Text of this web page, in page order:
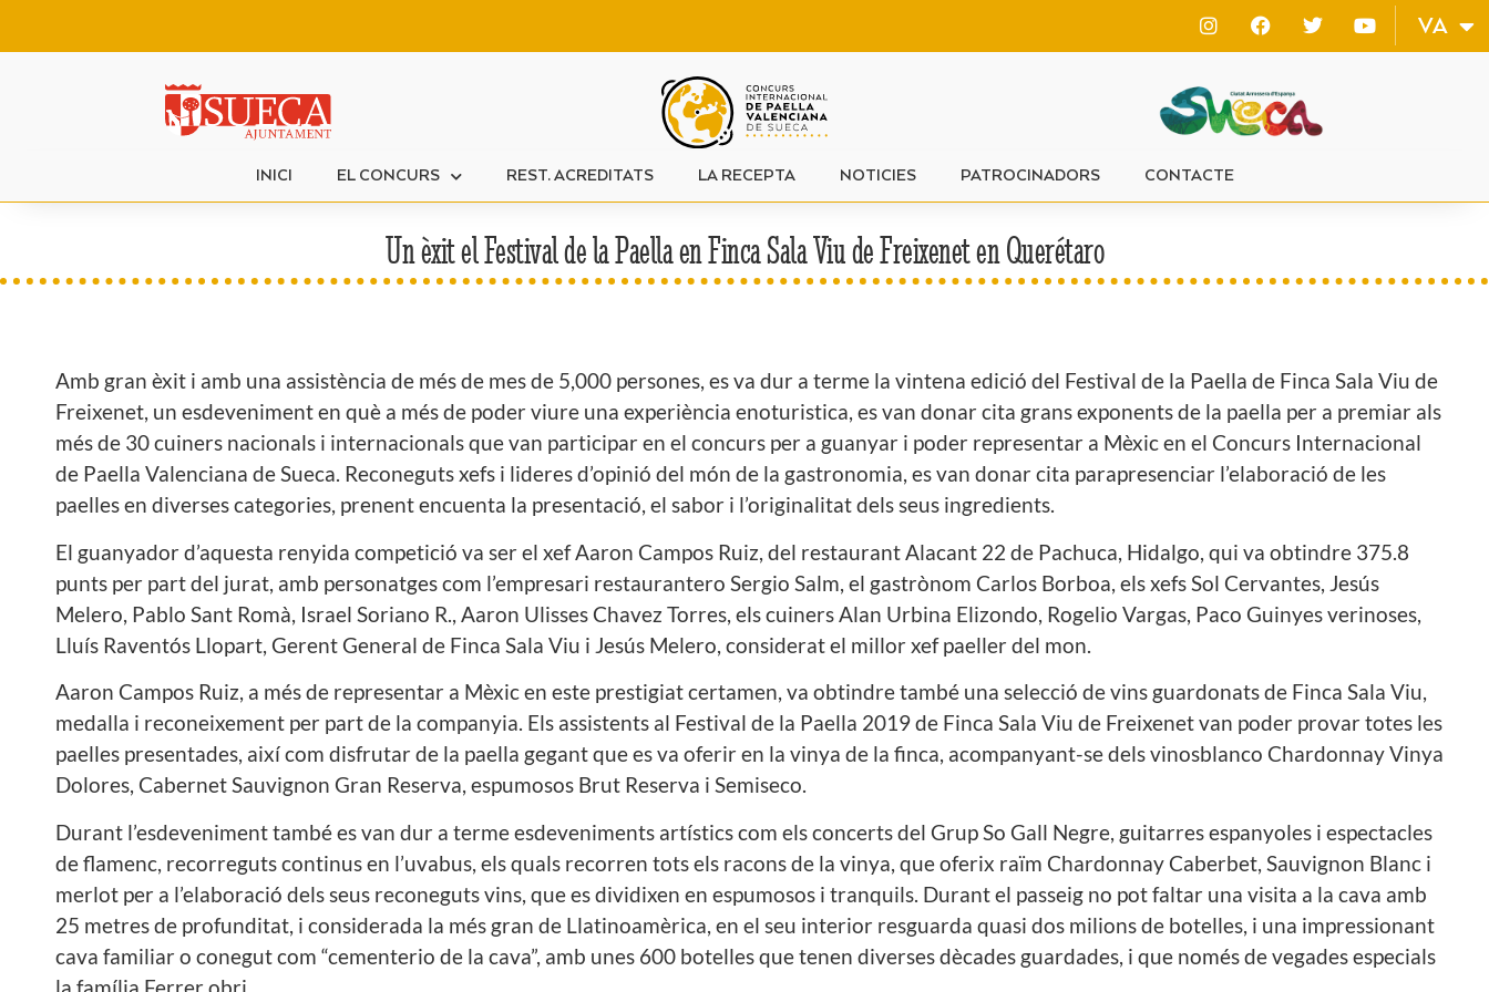
VA
EN
INICI EL CONCURS REST. ACREDITATS LA RECEPTA NOTICIES PATROCINADORS CONTACTE
Un èxit el Festival de la Paella en Finca Sala Viu de Freixenet en Querétaro
Amb gran èxit i amb una assistència de més de mes de 5,000 persones, es va dur a terme la vintena edició del Festival de la Paella de Finca Sala Viu de
Freixenet, un esdeveniment en què a més de poder viure una experiència enoturistica, es van donar cita grans exponents de la paella per a premiar als
més de 30 cuiners nacionals i internacionals que van participar en el concurs per a guanyar i poder representar a Mèxic en el Concurs Internacional
de Paella Valenciana de Sueca. Reconeguts xefs i lideres d’opinió del món de la gastronomia, es van donar cita parapresenciar l’elaboració de les
paelles en diverses categories, prenent encuenta la presentació, el sabor i l’originalitat dels seus ingredients.
El guanyador d’aquesta renyida competició va ser el xef Aaron Campos Ruiz, del restaurant Alacant 22 de Pachuca, Hidalgo, qui va obtindre 375.8
punts per part del jurat, amb personatges com l’empresari restaurantero Sergio Salm, el gastrònom Carlos Borboa, els xefs Sol Cervantes, Jesús
Melero, Pablo Sant Romà, Israel Soriano R., Aaron Ulisses Chavez Torres, els cuiners Alan Urbina Elizondo, Rogelio Vargas, Paco Guinyes verinoses,
Lluís Raventós Llopart, Gerent General de Finca Sala Viu i Jesús Melero, considerat el millor xef paeller del mon.
Aaron Campos Ruiz, a més de representar a Mèxic en este prestigiat certamen, va obtindre també una selecció de vins guardonats de Finca Sala Viu,
medalla i reconeixement per part de la companyia. Els assistents al Festival de la Paella 2019 de Finca Sala Viu de Freixenet van poder provar totes les
paelles presentades, així com disfrutar de la paella gegant que es va oferir en la vinya de la finca, acompanyant-se dels vinosblanco Chardonnay Vinya
Dolores, Cabernet Sauvignon Gran Reserva, espumosos Brut Reserva i Semiseco.
Durant l’esdeveniment també es van dur a terme esdeveniments artístics com els concerts del Grup So Gall Negre, guitarres espanyoles i espectacles
de flamenc, recorreguts continus en l’uvabus, els quals recorren tots els racons de la vinya, que oferix raïm Chardonnay Caberbet, Sauvignon Blanc i
merlot per a l’elaboració dels seus reconeguts vins, que es dividixen en espumosos i tranquils. Durant el passeig no pot faltar una visita a la cava amb
25 metres de profunditat, i considerada la més gran de Llatinoamèrica, en el seu interior resguarda quasi dos milions de botelles, i una impressionant
cava familiar o conegut com “cementerio de la cava”, amb unes 600 botelles que tenen diverses dècades guardades, i que només de vegades especials
la família Ferrer obri.